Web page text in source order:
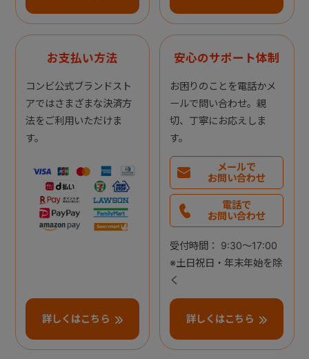
お支払い方法
コンビ公式ブランドスト
アではさまざまな決済方
法をご利用いただけま
す。
詳しくはこちら
安心のサポート体制
お困りのことを電話かメ
ールで問い合わせ。親
切、丁寧にお応えしま
す。
メールで
お問い合わせ
電話で
お問い合わせ
受付時間： 9:30～17:00
※土日祝日・年末年始を除
く
詳しくはこちら